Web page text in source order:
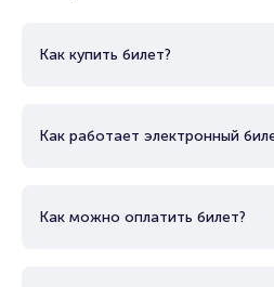
Как купить билет?
Как работает электронный
Как можно оплатить билет?